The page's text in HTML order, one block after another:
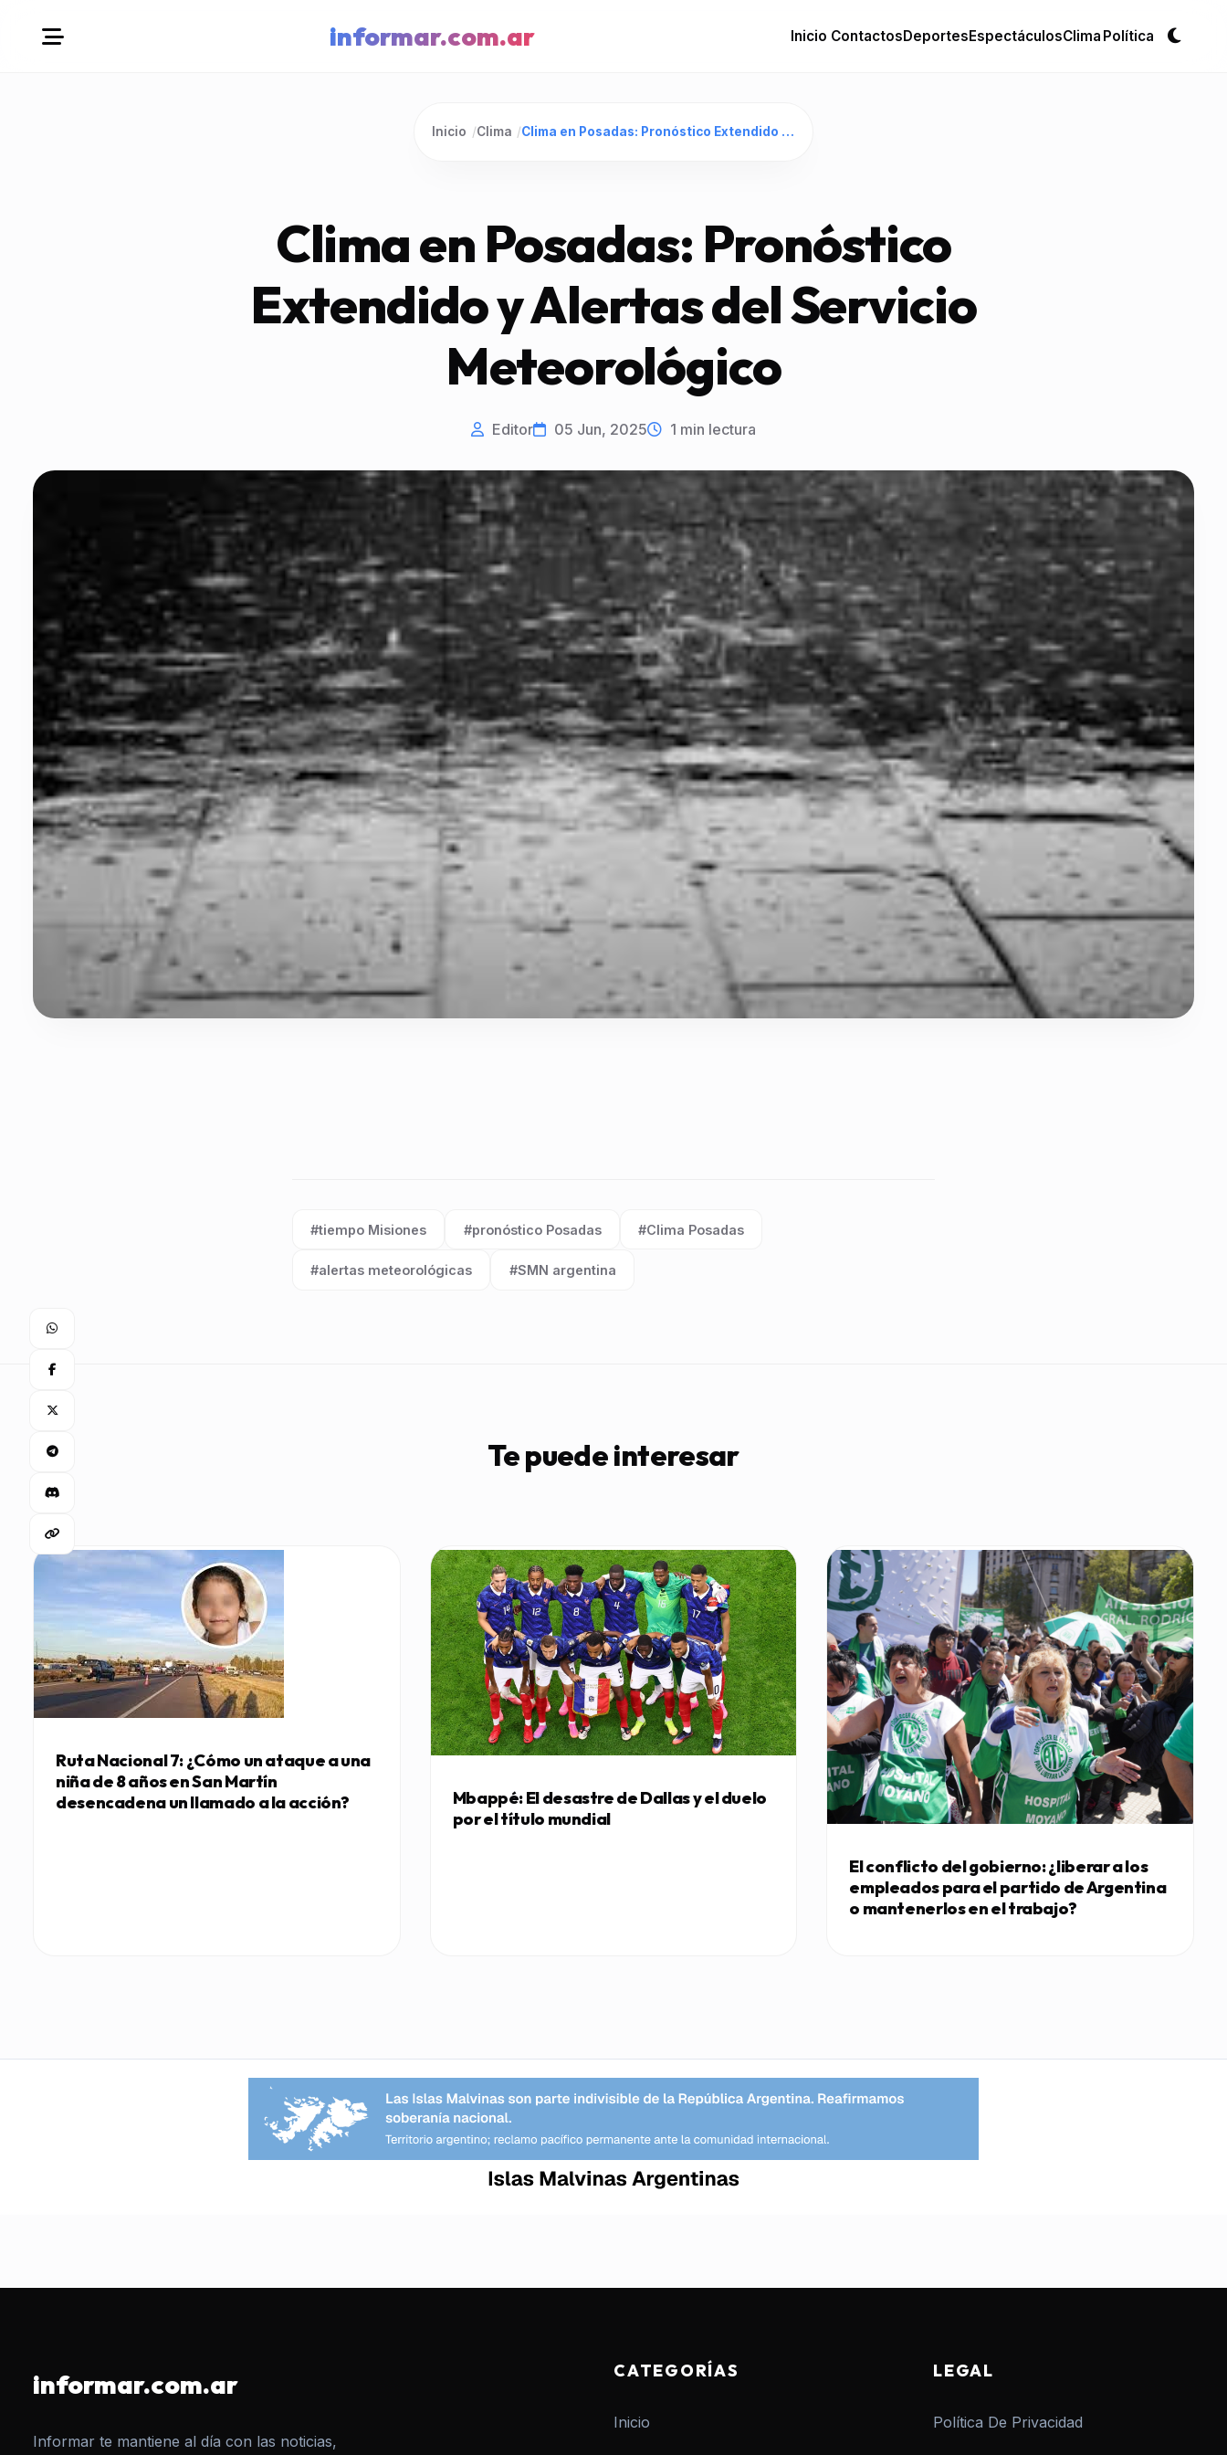
informar.com.ar Inicio ContactosDeportesEspectáculosClima Política
Inicio /Clima / Clima en Posadas: Pronóstico Extendido y Alertas del Servicio Meteorológico
Clima en Posadas: Pronóstico
Extendido y Alertas del Servicio
Meteorológico
Editor 05 Jun, 2025 1 min lectura
Etiqueta:
#tiempo Misiones
Etiqueta:
#pronóstico Posadas
Etiqueta:
#Clima Posadas
Etiqueta:
#alertas meteorológicas
Etiqueta:
#SMN argentina
Te puede interesar
Ruta Nacional 7: ¿Cómo un ataque a una
niña de 8 años en San Martín
desencadena un llamado a la acción?
Mbappé: El desastre de Dallas y el duelo
por el título mundial
El conflicto del gobierno: ¿liberar a los
empleados para el partido de Argentina
o mantenerlos en el trabajo?
informar.com.ar
Informar te mantiene al día con las noticias,
CATEGORÍAS
Inicio
LEGAL
Política De Privacidad